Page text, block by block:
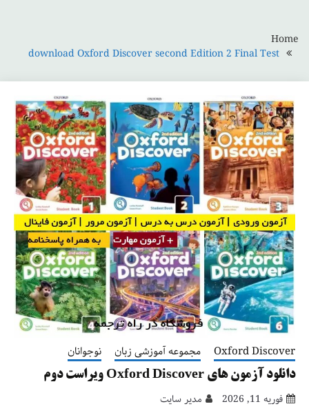
Home
download Oxford Discover second Edition 2 Final Test
Oxford Discover مجموعه آموزشی زبان نوجوانان
دانلود آزمون های Oxford Discover ویراست دوم
فوریه 11, 2026 مدیر سایت